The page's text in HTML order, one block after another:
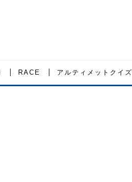
RACE アルティメットクイズ